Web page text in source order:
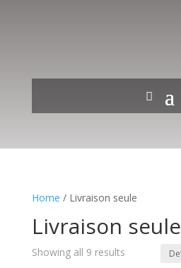
Home / Livraison seule
Livraison seule
Showing all 9 results